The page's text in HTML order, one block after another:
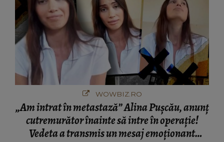
WOWBIZ.RO
„Am intrat în metastază” Alina Pușcău, anunț
cutremurător înainte să intre în operație!
Vedeta a transmis un mesaj emoționant